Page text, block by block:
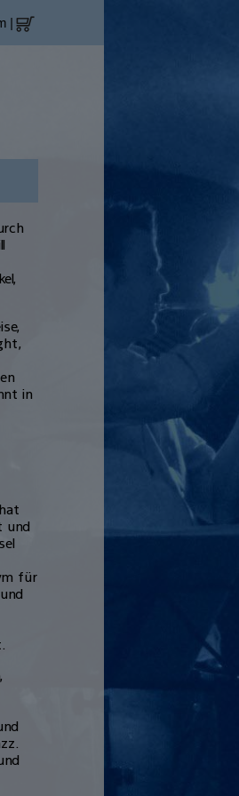
|
in
und
für